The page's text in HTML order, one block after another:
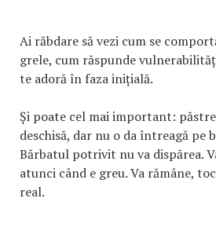
Ai răbdare să vezi cum se
grele, cum răspunde
te adoră în faza inițială.
Și poate cel mai important:
deschisă, dar nu o da întreagă pe
Bărbatul potrivit nu va dispărea.
atunci când e greu. Va rămâne,
real.